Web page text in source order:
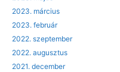
2023. március
2023. február
2022. szeptember
2022. augusztus
2021. december